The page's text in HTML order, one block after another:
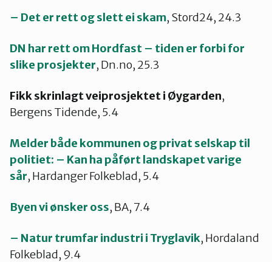
– Det er rett og slett ei skam, Stord24, 24.3
DN har rett om Hordfast – tiden er forbi for
slike prosjekter, Dn.no, 25.3
Fikk skrinlagt veiprosjektet i Øygarden,
Bergens Tidende, 5.4
Melder både kommunen og privat selskap til
politiet: – Kan ha påført landskapet varige
sår, Hardanger Folkeblad, 5.4
Byen vi ønsker oss, BA, 7.4
– Natur trumfar industri i Tryglavik, Hordaland
Folkeblad, 9.4